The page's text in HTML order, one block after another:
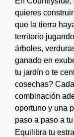
quieres
que la tierra
territorio
árboles,
ganado en
tu jardín o te
cosechas?
combinación
oportuno y una
paso a paso a
Equilibra tu